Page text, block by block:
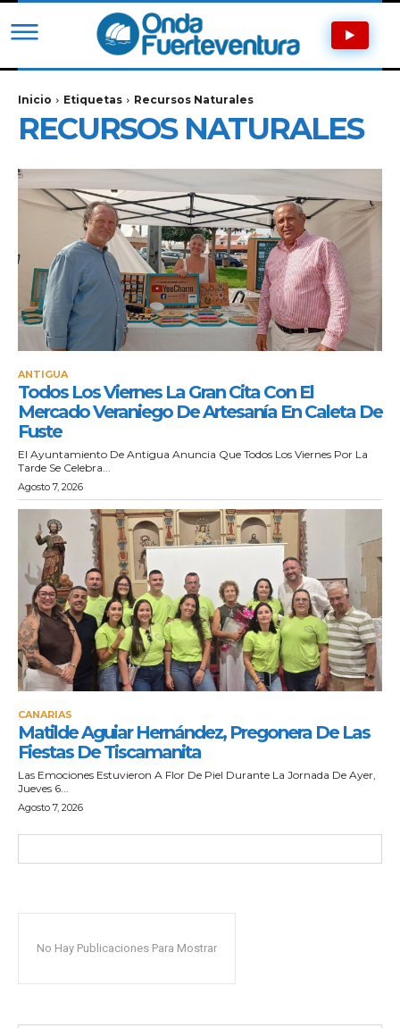
Inicio Etiquetas Recursos Naturales
RECURSOS NATURALES
ANTIGUA
Todos Los Viernes La Gran Cita Con El
Mercado Veraniego De Artesanía En Caleta De
Fuste
El Ayuntamiento De Antigua Anuncia Que Todos Los Viernes Por La
Tarde Se Celebra...
Agosto 7, 2026
CANARIAS
Matilde Aguiar Hernández, Pregonera De Las
Fiestas De Tiscamanita
Las Emociones Estuvieron A Flor De Piel Durante La Jornada De Ayer,
Jueves 6...
Agosto 7, 2026
No Hay Publicaciones Para Mostrar